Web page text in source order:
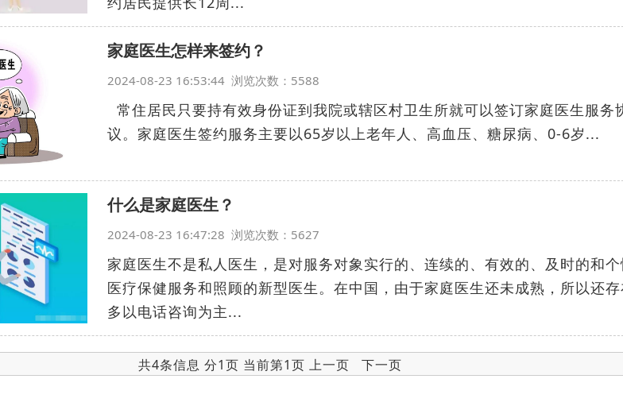
家庭医生怎样来签约？
2024-08-23 16:53:44 浏览次数：5588
常住居民只要持有效身份证到我院或辖区村卫生所就可以签订家庭医生服务
议。家庭医生签约服务主要以65岁以上老年人、高血压、糖尿病、0-6岁...
什么是家庭医生？
2024-08-23 16:47:28 浏览次数：5627
家庭医生不是私人医生，是对服务对象实行的、连续的、有效的、及时的和
医疗保健服务和照顾的新型医生。在中国，由于家庭医生还未成熟，所以还
多以电话咨询为主...
共4条信息 分1页 当前第1页 上一页 下一页